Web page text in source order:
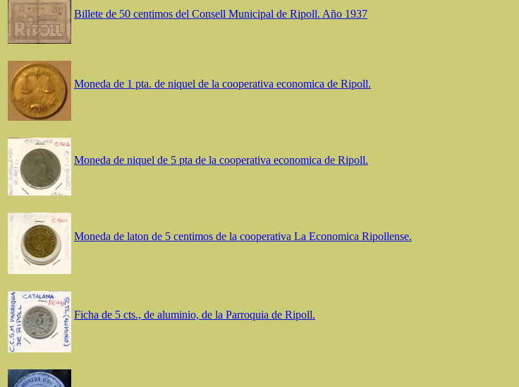
Billete de 50 centimos del Consell Municipal de Ripoll. Año 1937
Moneda de 1 pta. de niquel de la cooperativa economica de Ripoll.
Moneda de niquel de 5 pta de la cooperativa economica de Ripoll.
Moneda de laton de 5 centimos de la cooperativa La Economica Ripollense.
Ficha de 5 cts., de aluminio, de la Parroquia de Ripoll.